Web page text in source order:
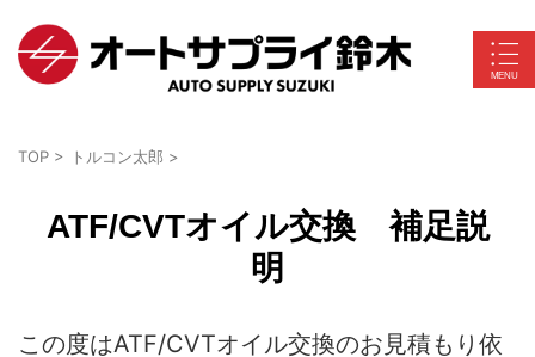
TOP > トルコン太郎 >
ATF/CVTオイル交換 補足説
明
この度はATF/CVTオイル交換のお見積もり依